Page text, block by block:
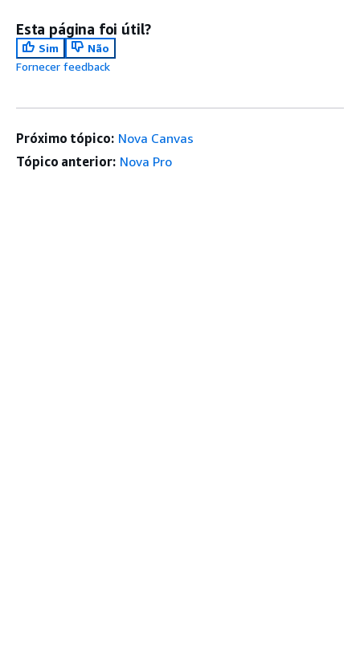
Esta página foi útil?
Sim
Não
Fornecer feedback
Próximo tópico: Nova Canvas
Tópico anterior: Nova Pro